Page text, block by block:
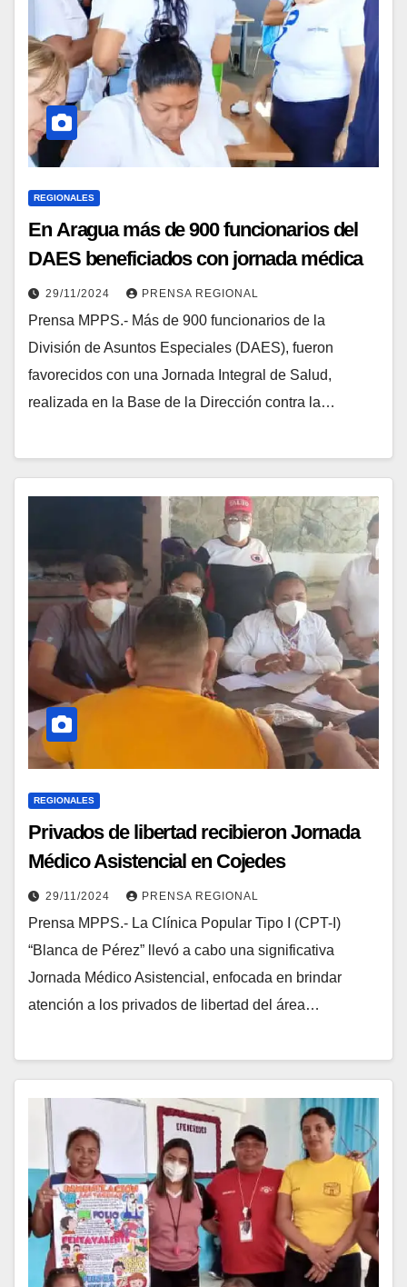
REGIONALES
En Aragua más de 900 funcionarios del
DAES beneficiados con jornada médica
29/11/2024 PRENSA REGIONAL
Prensa MPPS.- Más de 900 funcionarios de la
División de Asuntos Especiales (DAES), fueron
favorecidos con una Jornada Integral de Salud,
realizada en la Base de la Dirección contra la…
REGIONALES
Privados de libertad recibieron Jornada
Médico Asistencial en Cojedes
29/11/2024 PRENSA REGIONAL
Prensa MPPS.- La Clínica Popular Tipo I (CPT-I)
“Blanca de Pérez” llevó a cabo una significativa
Jornada Médico Asistencial, enfocada en brindar
atención a los privados de libertad del área…